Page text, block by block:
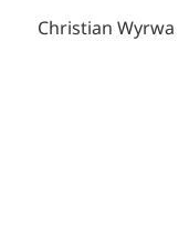
Christian Wyrwa